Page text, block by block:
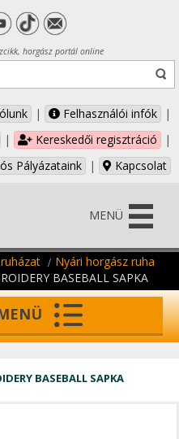
horgász portál online
| Felhasználói infók
|
| Kereskedői regisztráció
|
Pályázataink
| Kapcsolat
MENÜ
Nyári horgász ruha
BASEBALL SAPKA
BASEBALL SAPKA